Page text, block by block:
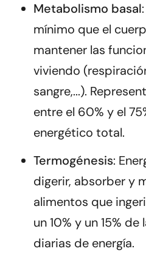
Metabolismo basal
mínimo que el
mantener las
viviendo
sangre,...).
entre el 60% y el
energético total.
Termogénesis:
digerir, absorber y
alimentos que
un 10% y un 15%
diarias de energía.